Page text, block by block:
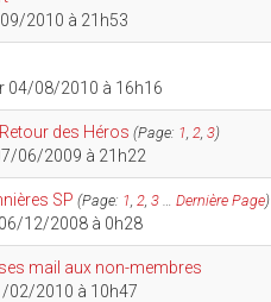
2010 à 21h53
04/08/2010 à 16h16
des Héros (Page: 1, 2, 3)
06/2009 à 21h22
SP (Page: 1, 2, 3 … Dernière Page)
12/2008 à 0h28
mail aux non-membres
02/2010 à 10h47